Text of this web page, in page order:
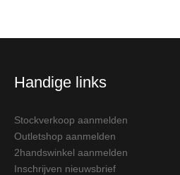
Handige links
Stockverkoop aanmelden
Outletshop aanmelden
2handswinkel aanmelden
Inschrijven nieuwsbrief